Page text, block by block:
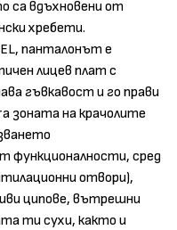
са вдъхновени от
хребети.
панталонът е
лицев плат с
гъвкавост и го прави
зоната на крачолите
функционалности, сред
отвори),
ципове, вътрешни
ти сухи, както и